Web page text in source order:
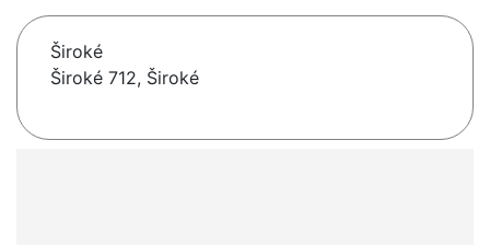
Široké
Široké 712, Široké